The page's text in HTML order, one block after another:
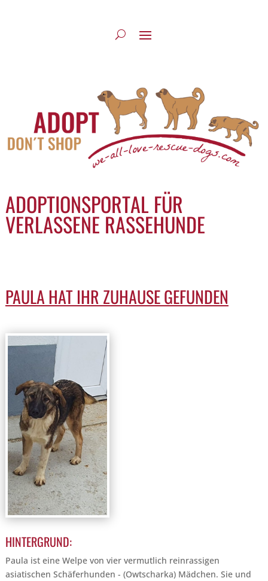
ADOPTIONSPORTAL FÜR
VERLASSENE RASSEHUNDE
PAULA HAT IHR ZUHAUSE GEFUNDEN
HINTERGRUND:
Paula ist eine Welpe von vier vermutlich reinrassigen
asiatischen Schäferhunden - (Owtscharka) Mädchen. Sie und